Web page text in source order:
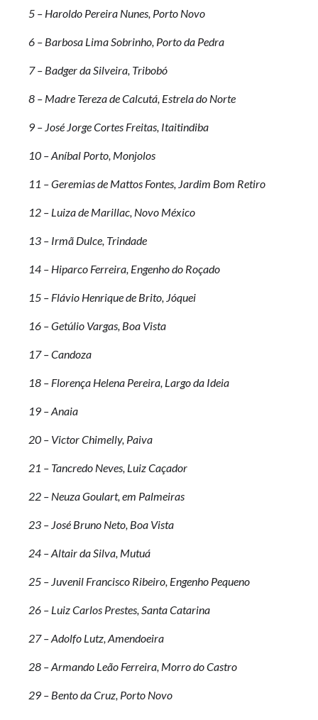
5 – Haroldo Pereira Nunes, Porto Novo
6 – Barbosa Lima Sobrinho, Porto da Pedra
7 – Badger da Silveira, Tribobó
8 – Madre Tereza de Calcutá, Estrela do Norte
9 – José Jorge Cortes Freitas, Itaitindiba
10 – Aníbal Porto, Monjolos
11 – Geremias de Mattos Fontes, Jardim Bom Retiro
12 – Luiza de Marillac, Novo México
13 – Irmã Dulce, Trindade
14 – Hiparco Ferreira, Engenho do Roçado
15 – Flávio Henrique de Brito, Jóquei
16 – Getúlio Vargas, Boa Vista
17 – Candoza
18 – Florença Helena Pereira, Largo da Ideia
19 – Anaia
20 – Victor Chimelly, Paiva
21 – Tancredo Neves, Luiz Caçador
22 – Neuza Goulart, em Palmeiras
23 – José Bruno Neto, Boa Vista
24 – Altair da Silva, Mutuá
25 – Juvenil Francisco Ribeiro, Engenho Pequeno
26 – Luiz Carlos Prestes, Santa Catarina
27 – Adolfo Lutz, Amendoeira
28 – Armando Leão Ferreira, Morro do Castro
29 – Bento da Cruz, Porto Novo